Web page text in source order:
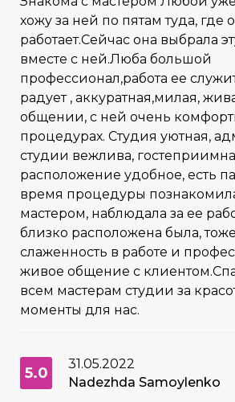
хожу за ней по пятам туда, где
работает.Сейчас она выбрала
вместе с ней.Люба большой
профессионал,работа ее
радует , аккуратная,милая,
общении, с ней очень
процедурах. Студия уютная,
студии вежлива,
расположение удобное, есть
время процедуры
мастером, наблюдала за ее
близко расположена была,
слаженность в работе и
живое общение с
всем мастерам студии за
моменты для нас.
5.0
31.05.2022
Nadezhda Samoylenko